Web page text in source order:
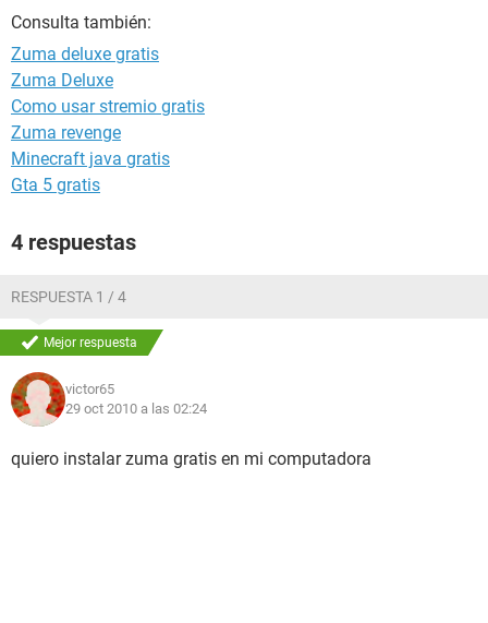
Consulta también:
Zuma deluxe gratis
Zuma Deluxe
Como usar stremio gratis
Zuma revenge
Minecraft java gratis
Gta 5 gratis
4 respuestas
RESPUESTA 1 / 4
Mejor respuesta
victor65
29 oct 2010 a las 02:24
quiero instalar zuma gratis en mi computadora